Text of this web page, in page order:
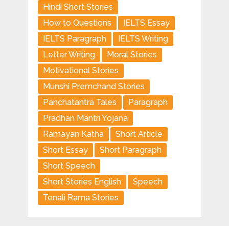
Hindi Short Stories
How to Questions
IELTS Essay
IELTS Paragraph
IELTS Writing
Letter Writing
Moral Stories
Motivational Stories
Munshi Premchand Stories
Panchatantra Tales
Paragraph
Pradhan Mantri Yojana
Ramayan Katha
Short Article
Short Essay
Short Paragraph
Short Speech
Short Stories English
Speech
Tenali Rama Stories